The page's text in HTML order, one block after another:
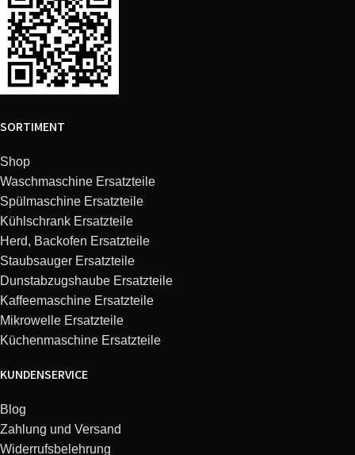
SORTIMENT
Shop
Waschmaschine Ersatzteile
Spülmaschine Ersatzteile
Kühlschrank Ersatzteile
Herd, Backofen Ersatzteile
Staubsauger Ersatzteile
Dunstabzugshaube Ersatzteile
Kaffeemaschine Ersatzteile
Mikrowelle Ersatzteile
Küchenmaschine Ersatzteile
KUNDENSERVICE
Blog
Zahlung und Versand
Widerrufsbelehrung